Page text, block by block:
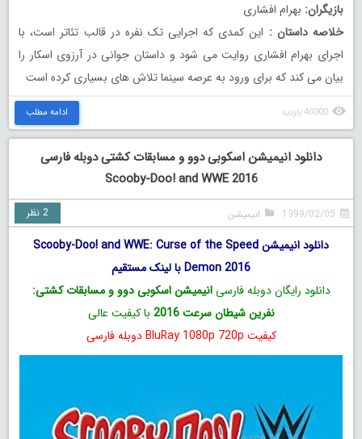
بازیگران: بهرام افشاری
خلاصه داستان : این کمدی که اجرایی تک نفره در قالب تئاتر است، با
اجرای بهرام افشاری روایت می شود و داستان جوانی در آرزوی اسکار را
بیان می کند که برای ورود به عرصه سینما تلاش های بسیاری کرده است
40300 بازدید ادامه مطلب
دانلود انیمیشن اسکوبی دوو و مسابقات کشتی دوبله فارسی
Scooby-Doo! and WWE 2016
1399/02/05 انیمیشن 2 نظر
دانلود انیمیشن Scooby-Doo! and WWE: Curse of the Speed
Demon 2016 با لینک مستقیم
دانلود رایگان دوبله فارسیانیمیشن اسکوبی دوو و مسابقات کشتی:
نفرین شیطان سرعت 2016
با کیفیت عالی
کیفیت BluRay 1080p 720p دوبله فارسی